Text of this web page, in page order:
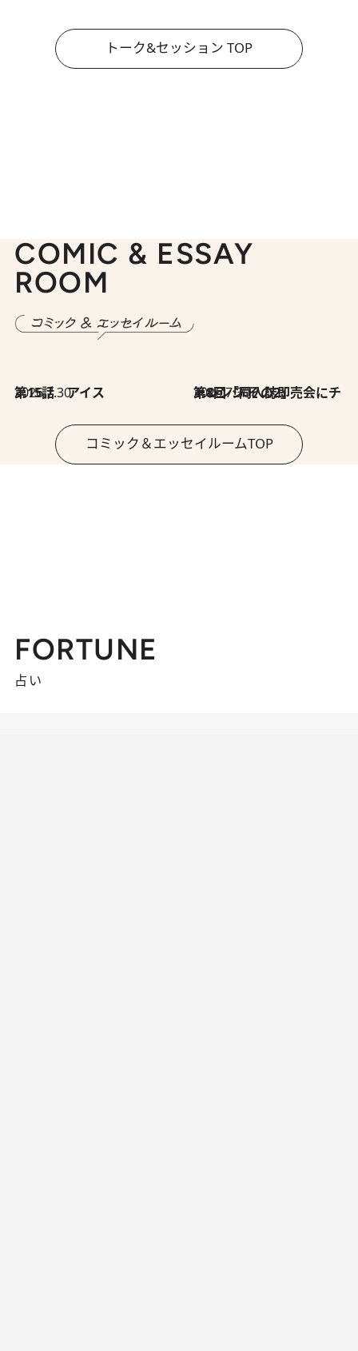
トーク&セッション TOP
COMIC & ESSAY
ROOM
2026.7.30
第15話 アイス 2026.7.30
第8回「同人誌即売会にチャレンジ その2」
コミック＆エッセイルームTOP
FORTUNE
占い